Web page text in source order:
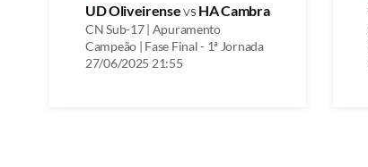
UD Oliveirensevs HA Cambra
CN Sub-17 | Apuramento
Campeão | Fase Final - 1ª Jornada
27/06/2025 21:55